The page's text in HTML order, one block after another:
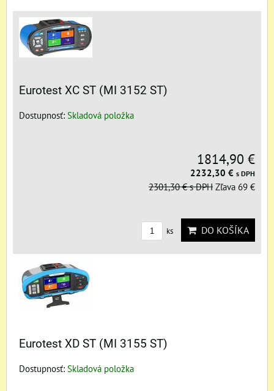
Eurotest XC ST (MI 3152 ST)
Dostupnosť: Skladová položka
1814,90 €
2232,30 € s DPH
2301,30 €s DPH Zľava 69 €
ks DO KOŠÍKA
Eurotest XD ST (MI 3155 ST)
Dostupnosť: Skladová položka